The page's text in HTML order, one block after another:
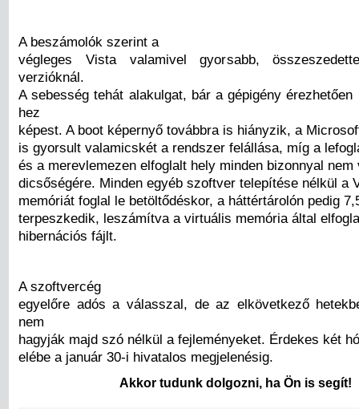
A beszámolók szerint a
végleges Vista valamivel gyorsabb,
verzióknál.
A sebesség tehát alakulgat, bár a gépigény
hez
képest. A boot képernyő továbbra is hiányzik, a
is gyorsult valamicskét a rendszer felállása, míg a
és a merevlemezen elfoglalt hely minden bizonnyal nem
dicsőségére. Minden egyéb szoftver telepítése nélkül a
memóriát foglal le betöltődéskor, a háttértárolón pedig
terpeszkedik, leszámítva a virtuális memória által
hibernációs fájlt.
A szoftvercég
egyelőre adós a válasszal, de az elkövetkező
nem
hagyják majd szó nélkül a fejleményeket. Érdekes két
elébe a január 30-i hivatalos megjelenésig.
Akkor tudunk dolgozni, ha Ön is segít!